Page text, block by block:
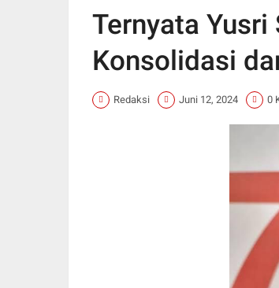
Ternyata Yusri
Konsolidasi
Redaksi Juni 12, 2024 0